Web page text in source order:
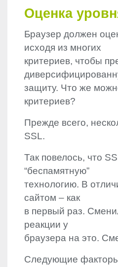
Оценка
Браузер должен
исходя из многих
критериев, чтобы
защиту. Что же
критериев?
Прежде всего,
SSL.
Так повелось, что
“беcпамятную”
технологию. В
сайтом – как
в первый раз.
реакции у
браузера на это.
Следующие